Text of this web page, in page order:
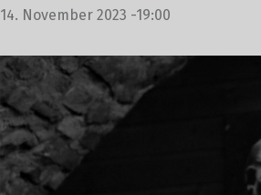
14. November 2023 -19:00